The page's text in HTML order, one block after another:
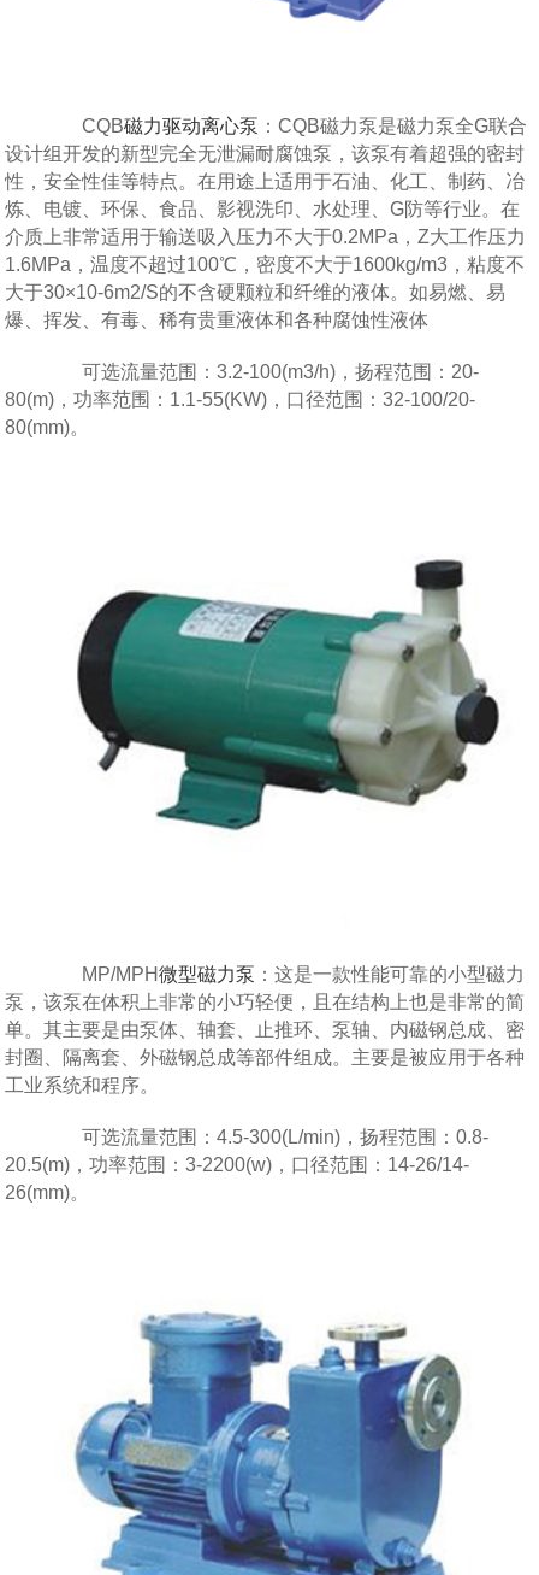
CQB磁力驱动离心泵 ：CQB磁力泵是磁力泵全G联合
设计组开发的新型完全无泄漏耐腐蚀泵，该泵有着超强的密封
性，安全性佳等特点。在用途上适用于石油、化工、制药、冶
炼、电镀、环保、食品、影视洗印、水处理、G防等行业。在
介质上非常适用于输送吸入压力不大于0.2MPa，Z大工作压力
1.6MPa，温度不超过100℃，密度不大于1600kg/m3，粘度不
大于30×10-6m2/S的不含硬颗粒和纤维的液体。如易燃、易
爆、挥发、有毒、稀有贵重液体和各种腐蚀性液体
可选流量范围：3.2-100(m3/h)，扬程范围：20-
80(m)，功率范围：1.1-55(KW)，口径范围：32-100/20-
80(mm)。
MP/MPH微型磁力泵 ：这是一款性能可靠的小型磁力
泵，该泵在体积上非常的小巧轻便，且在结构上也是非常的简
单。其主要是由泵体、轴套、止推环、泵轴、内磁钢总成、密
封圈、隔离套、外磁钢总成等部件组成。主要是被应用于各种
工业系统和程序。
可选流量范围：4.5-300(L/min)，扬程范围：0.8-
20.5(m)，功率范围：3-2200(w)，口径范围：14-26/14-
26(mm)。